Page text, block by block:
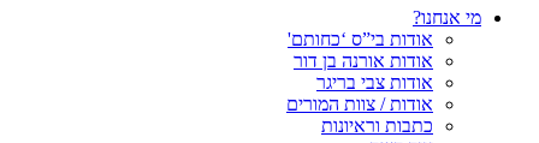
מי אנחנו?
אודות בי”ס ‘כחותם'
אודות אורנה בן דור
אודות צבי בריגר
אודות / צוות המורים
כתבות וראיונות